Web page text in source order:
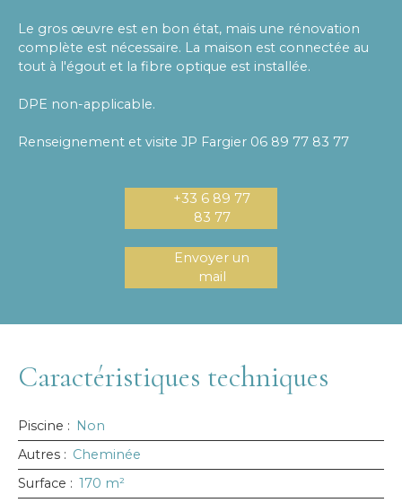
Le gros œuvre est en bon état, mais une rénovation
complète est nécessaire. La maison est connectée au
tout à l'égout et la fibre optique est installée.
DPE non-applicable.
Renseignement et visite JP Fargier 06 89 77 83 77
+33 6 89 77
83 77
Envoyer un
mail
Caractéristiques techniques
Piscine : Non
Autres : Cheminée
Surface : 170 m²